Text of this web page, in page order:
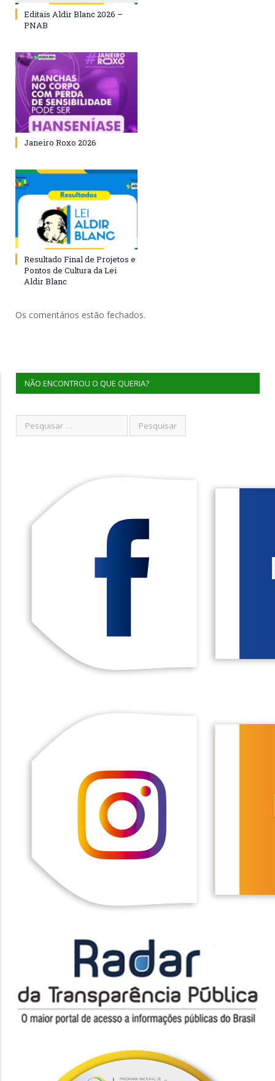
Editais Aldir Blanc 2026 –
PNAB
Janeiro Roxo 2026
Resultado Final de Projetos e
Pontos de Cultura da Lei
Aldir Blanc
Os comentários estão fechados.
NÃO ENCONTROU O QUE QUERIA?